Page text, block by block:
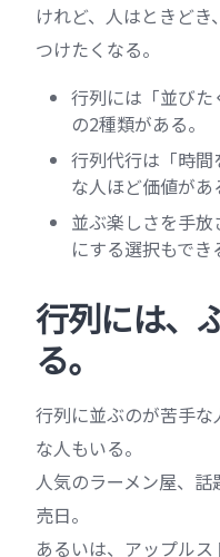
けれど、人はときど
つけたくなる。
行列には「並びた
の2種類がある。
行列代行は「時
な人ほど価値があ
並ぶ楽しさを手
にする選択もでき
行列には、
る。
行列に並ぶのが苦手
な人もいる。
人気のラーメン屋、
売日。
あるいは、アップルス